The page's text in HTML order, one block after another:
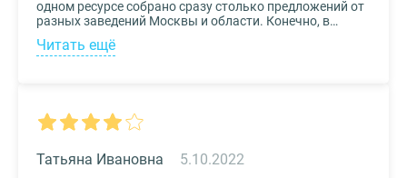
одном ресурсе собрано сразу столько предложений от
разных заведений Москвы и области. Конечно, в
приоритете был выбор по месту расположения –
хотелось бы, чтоб пансионат находился недалеко от
подробная, что определиться на наиболее подходящем
сервис!
Читать ещё
5.10.2022
Татьяна Ивановна